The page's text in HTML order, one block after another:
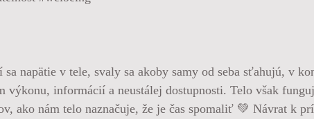
napätie v tele, svaly sa akoby samy od seba sťahujú, v
informácií a neustálej dostupnosti. Telo však
ako nám telo naznačuje, že je čas spomaliť 💚 Návrat k